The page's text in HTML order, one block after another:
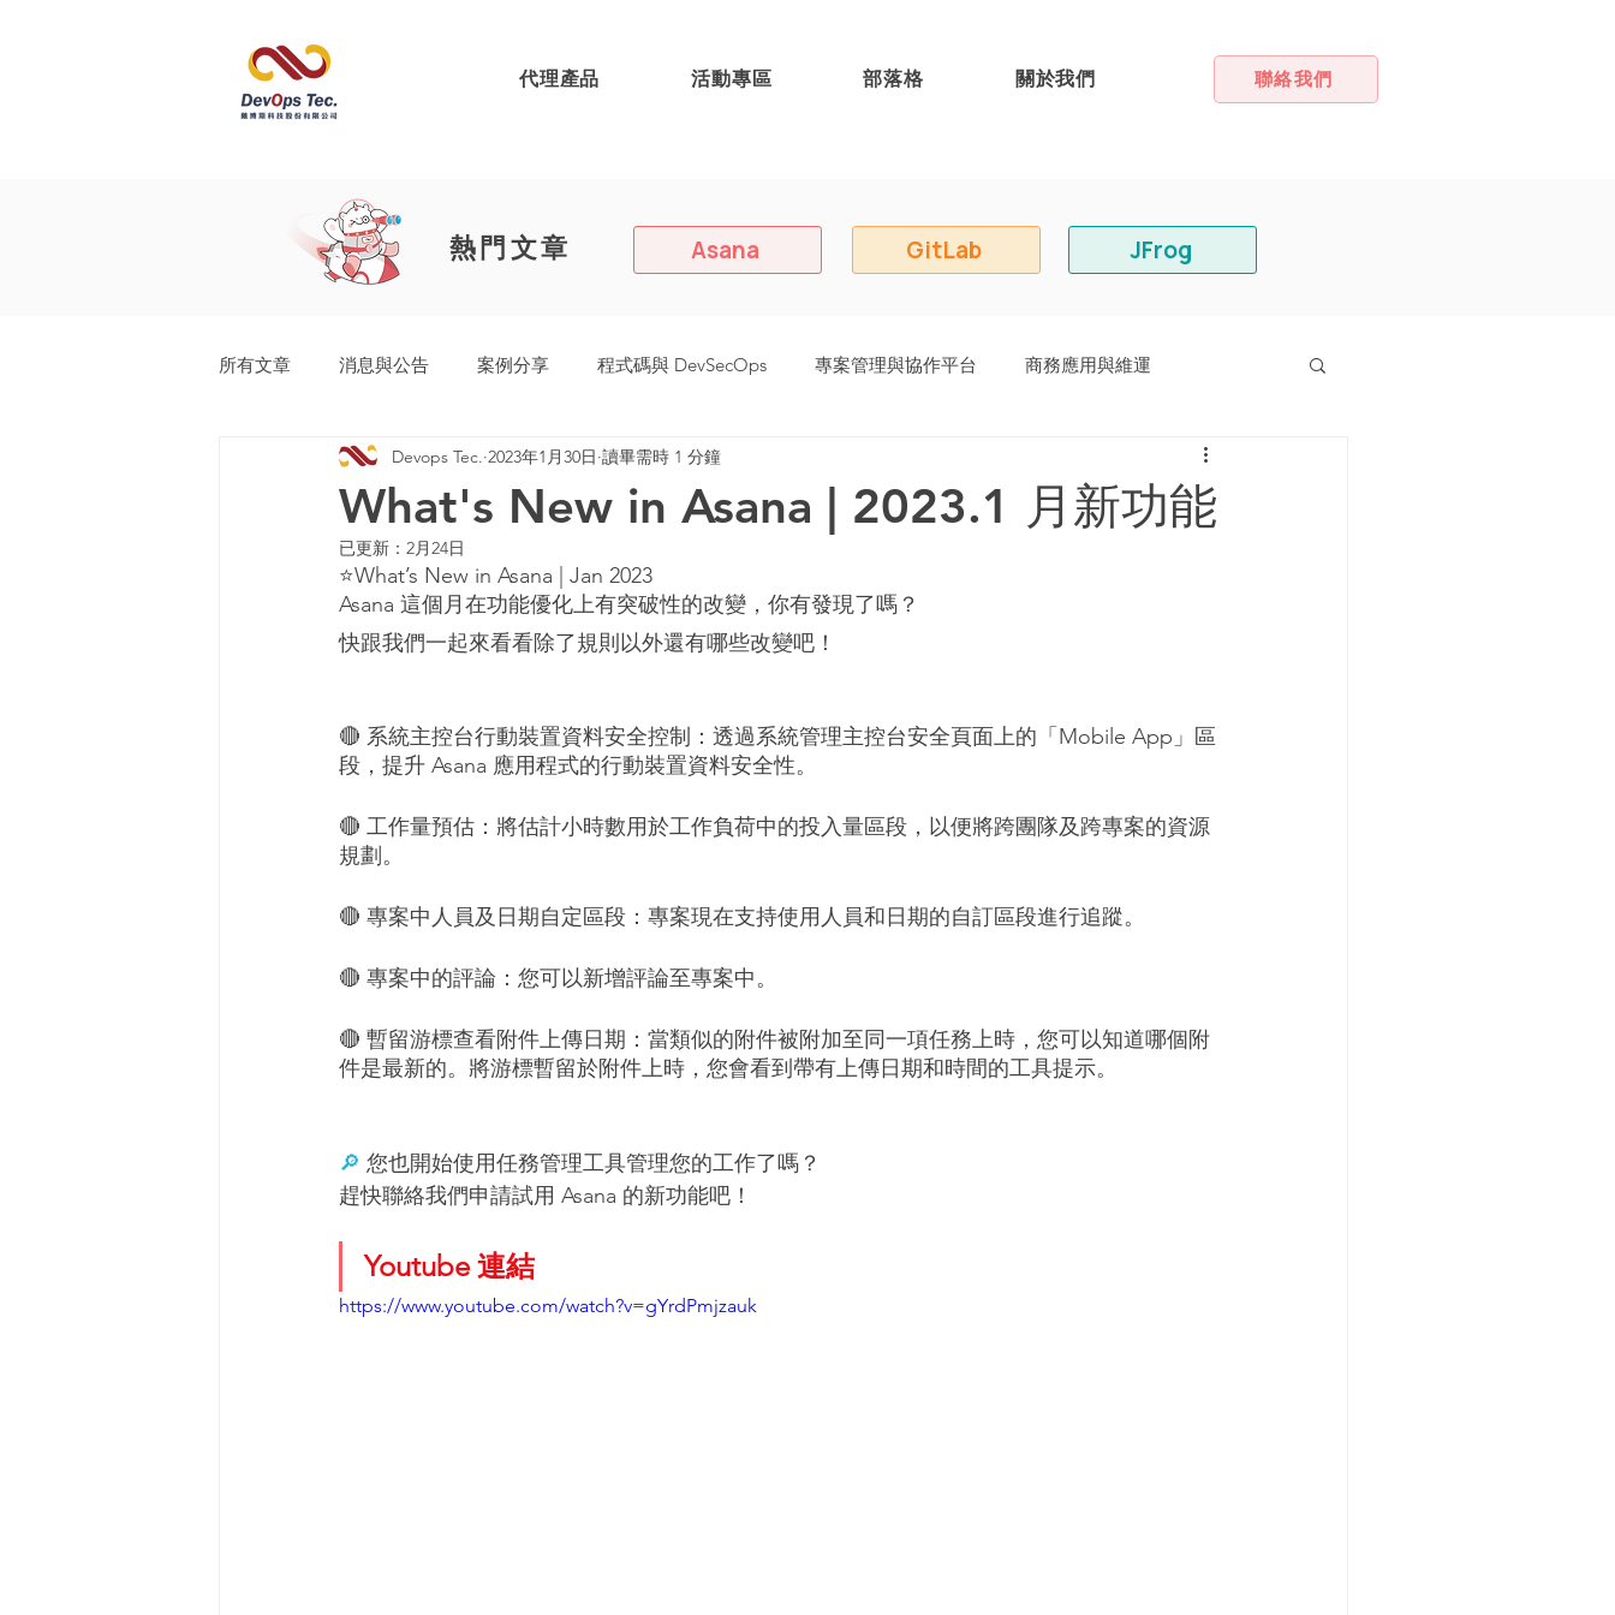
代理產品 活動專區 部落格 關於我們 聯絡我們
熱門文章 Asana GitLab JFrog
所有文章 消息與公告 案例分享 程式碼與 DevSecOps 專案管理與協作平台 商務應用與維運
工業產品開發生命週期 Easy8 (原:Easy Redmine)
What's New in Asana | 2023.1 月新功能
Devops Tec. 2023年1月30日 讀畢需時 1 分鐘
已更新： 2月24日
⭐️What’s New in Asana | Jan 2023
Asana 這個月在功能優化上有突破性的改變，你有發現了嗎？
快跟我們一起來看看除了規則以外還有哪些改變吧！
🔴 系統主控台行動裝置資料安全控制：透過系統管理主控台安全頁面上的「Mobile App」區
段，提升 Asana 應用程式的行動裝置資料安全性。
🔴 工作量預估：將估計小時數用於工作負荷中的投入量區段，以便將跨團隊及跨專案的資源
規劃。
🔴 專案中人員及日期自定區段：專案現在支持使用人員和日期的自訂區段進行追蹤。
🔴 專案中的評論：您可以新增評論至專案中。
🔴 暫留游標查看附件上傳日期：當類似的附件被附加至同一項任務上時，您可以知道哪個附
件是最新的。將游標暫留於附件上時，您會看到帶有上傳日期和時間的工具提示。
🔎 您也開始使用任務管理工具管理您的工作了嗎？
趕快聯絡我們申請試用 Asana 的新功能吧！
Youtube 連結
https://www.youtube.com/watch?v=gYrdPmjzauk